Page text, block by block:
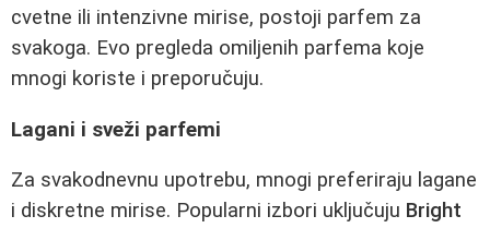
cvetne ili intenzivne mirise, postoji parfem za
svakoga. Evo pregleda omiljenih parfema koje
mnogi koriste i preporučuju.
Lagani i sveži parfemi
Za svakodnevnu upotrebu, mnogi preferiraju lagane
i diskretne mirise. Popularni izbori uključuju Bright